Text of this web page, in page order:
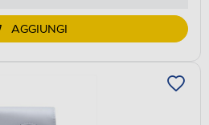
AGGIUNGI